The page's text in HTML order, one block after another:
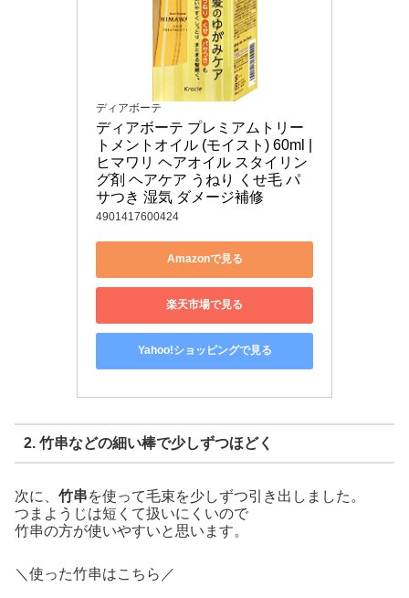
ディアボーテ
ディアボーテ プレミアムトリー
トメントオイル (モイスト) 60ml |
ヒマワリ ヘアオイル スタイリン
グ剤 ヘアケア うねり くせ毛 パ
サつき 湿気 ダメージ補修
4901417600424
Amazonで見る
楽天市場で見る
Yahoo!ショッピングで見る
2. 竹串などの細い棒で少しずつほどく
次に、 竹串を使って毛束を少しずつ引き出しました。
つまようじは短くて扱いにくいので
竹串の方が使いやすいと思います。
＼使った竹串はこちら／